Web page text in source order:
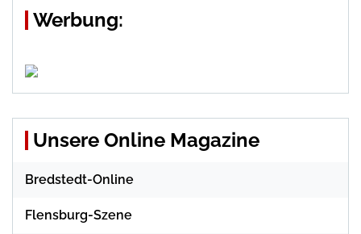
Werbung:
Unsere Online Magazine
Bredstedt-Online
Flensburg-Szene